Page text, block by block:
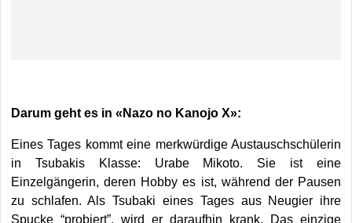
Darum geht es in «Nazo no Kanojo X»:
Eines Tages kommt eine merkwürdige Austauschschülerin
in Tsubakis Klasse: Urabe Mikoto. Sie ist eine
Einzelgängerin, deren Hobby es ist, während der Pausen
zu schlafen. Als Tsubaki eines Tages aus Neugier ihre
Spucke “probiert”, wird er daraufhin krank. Das einzige